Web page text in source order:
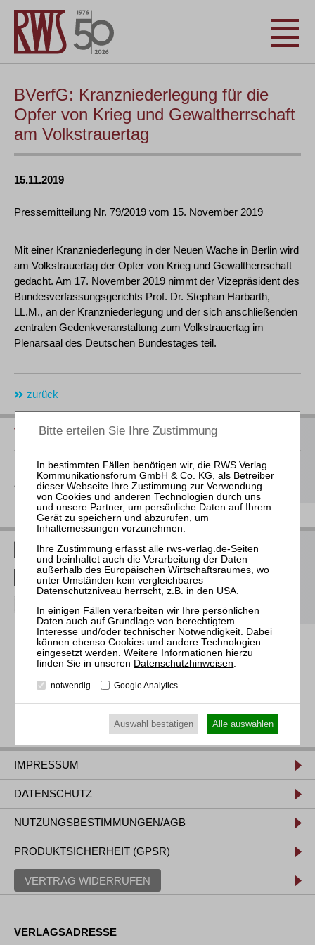
BVerfG: Kranzniederlegung für die
Opfer von Krieg und Gewaltherrschaft
am Volkstrauertag
15.11.2019
Pressemitteilung Nr. 79/2019 vom 15. November 2019
Mit einer Kranzniederlegung in der Neuen Wache in Berlin wird
am Volkstrauertag der Opfer von Krieg und Gewaltherrschaft
gedacht. Am 17. November 2019 nimmt der Vizepräsident des
Bundesverfassungsgerichts Prof. Dr. Stephan Harbarth,
LL.M., an der Kranzniederlegung und der sich anschließenden
zentralen Gedenkveranstaltung zum Volkstrauertag im
Plenarsaal des Deutschen Bundestages teil.
zurück
Vorschau auf die neuen Bücher 2026
finden Sie unsere Buchvorschau für das 2. Halbjahr 2026
als Download
RWS Verlag bei LinkedIn
RWS Verlag bei Facebook
RWS Verlag bei Instagram
IMPRESSUM
DATENSCHUTZ
NUTZUNGSBESTIMMUNGEN/AGB
PRODUKTSICHERHEIT (GPSR)
VERTRAG WIDERRUFEN
VERLAGSADRESSE
Datenschutzhinweisen.
notwendig Google Analytics
Auswahl bestätigen Alle auswählen